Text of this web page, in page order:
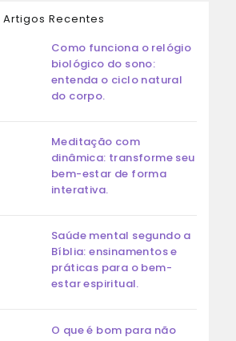
Artigos Recentes
Como funciona o relógio
biológico do sono:
entenda o ciclo natural
do corpo.
Meditação com
dinâmica: transforme seu
bem-estar de forma
interativa.
Saúde mental segundo a
Bíblia: ensinamentos e
práticas para o bem-
estar espiritual.
O que é bom para não